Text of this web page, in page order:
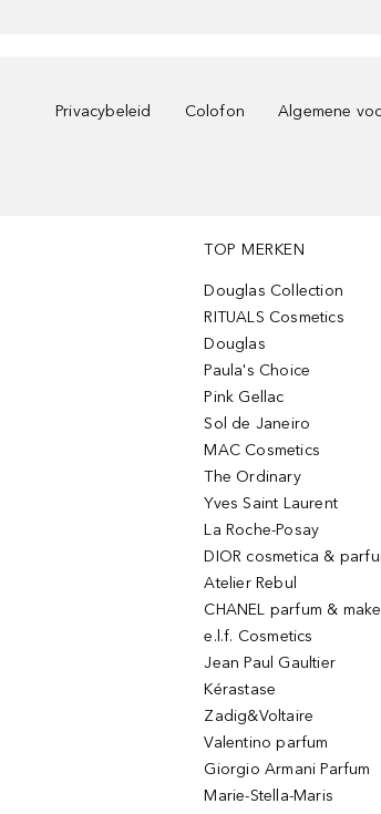
Privacybeleid Colofon Algemene
TOP MERKEN
Douglas Collection
RITUALS Cosmetics
Douglas
Paula's Choice
Pink Gellac
Sol de Janeiro
MAC Cosmetics
The Ordinary
Yves Saint Laurent
La Roche-Posay
DIOR cosmetica &
Atelier Rebul
CHANEL parfum &
e.l.f. Cosmetics
Jean Paul Gaultier
Kérastase
Zadig&Voltaire
Valentino parfum
Giorgio Armani Parfum
Marie-Stella-Maris